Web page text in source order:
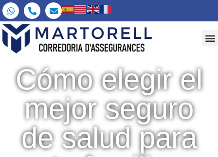
Cómo elegir el
mejor seguro
de salud para